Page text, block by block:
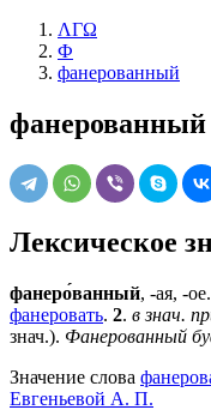
ΛΓΩ
Ф
фанерованный
фанерованный
Лексическое
фанеро́ванный, -ая, -ое.
фанеровать. 2. в знач.
знач.). Фанерованный
Значение слова
Евгеньевой А. П.